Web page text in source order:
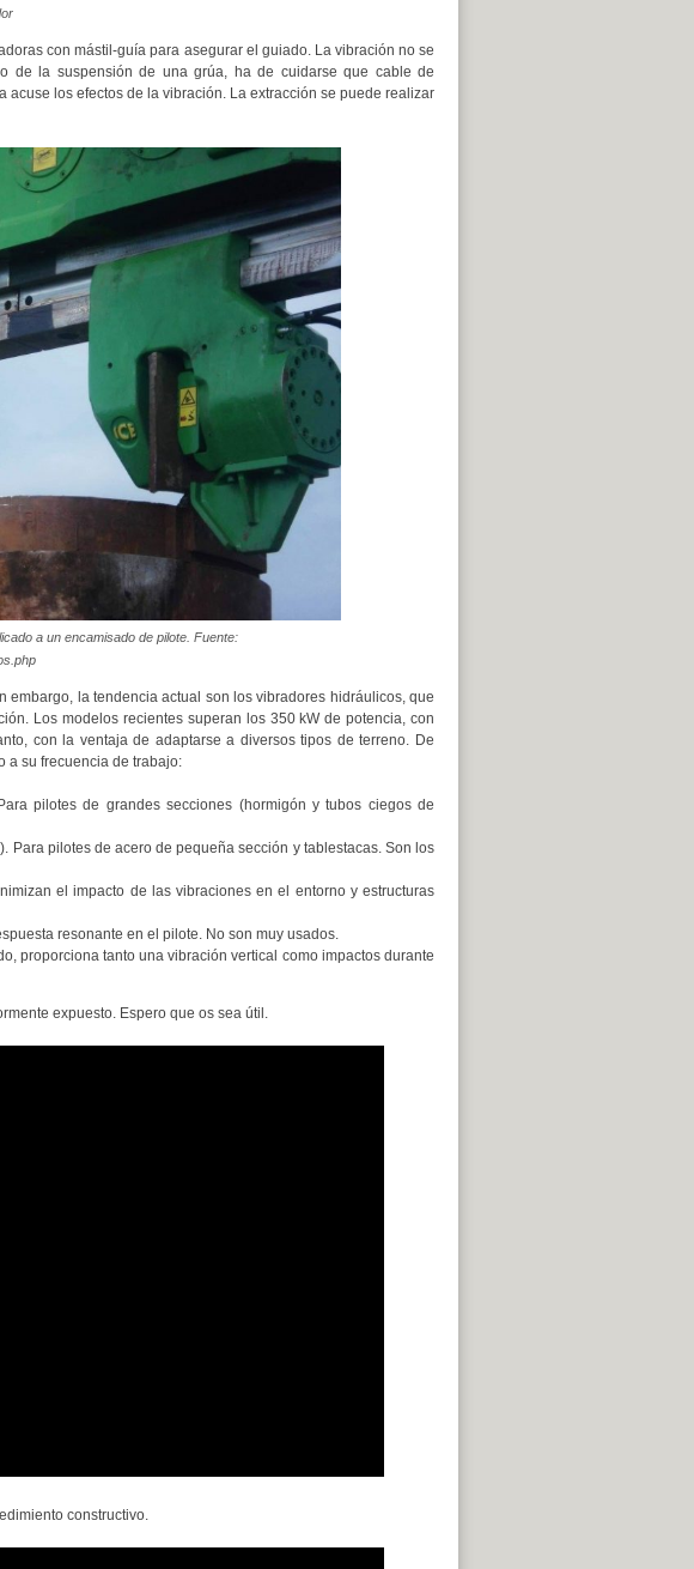
con mástil-guía para asegurar el guiado. La vibración no se
de la suspensión de una grúa, ha de cuidarse que cable de
los efectos de la vibración. La extracción se puede realizar
a un encamisado de pilote. Fuente:
embargo, la tendencia actual son los vibradores hidráulicos, que
Los modelos recientes superan los 350 kW de potencia, con
con la ventaja de adaptarse a diversos tipos de terreno. De
a su frecuencia de trabajo:
pilotes de grandes secciones (hormigón y tubos ciegos de
Para pilotes de acero de pequeña sección y tablestacas. Son los
el impacto de las vibraciones en el entorno y estructuras
resonante en el pilote. No son muy usados.
proporciona tanto una vibración vertical como impactos durante
expuesto. Espero que os sea útil.
constructivo.